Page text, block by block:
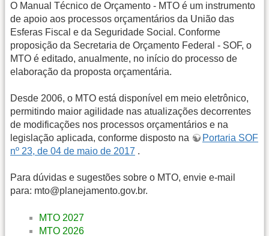
O Manual Técnico de Orçamento - MTO é um instrumento
de apoio aos processos orçamentários da União das
Esferas Fiscal e da Seguridade Social. Conforme
proposição da Secretaria de Orçamento Federal - SOF, o
MTO é editado, anualmente, no início do processo de
elaboração da proposta orçamentária.
Desde 2006, o MTO está disponível em meio eletrônico,
permitindo maior agilidade nas atualizações decorrentes
de modificações nos processos orçamentários e na
legislação aplicada, conforme disposto na
Portaria SOF
nº 23, de 04 de maio de 2017 .
Para dúvidas e sugestões sobre o MTO, envie e-mail
para: mto@planejamento.gov.br.
MTO 2027
MTO 2026